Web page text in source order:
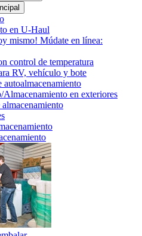
en U-Haul
mismo! Múdate en línea:
control de temperatura
RV, vehículo y bote
autoalmacenamiento
en exteriores